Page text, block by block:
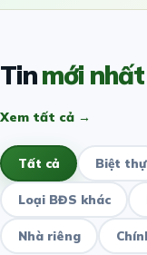
Tinmới nhất
Xem tất cả →
Tất cả Biệt thự
Loại BĐS khác
Nhà riêng